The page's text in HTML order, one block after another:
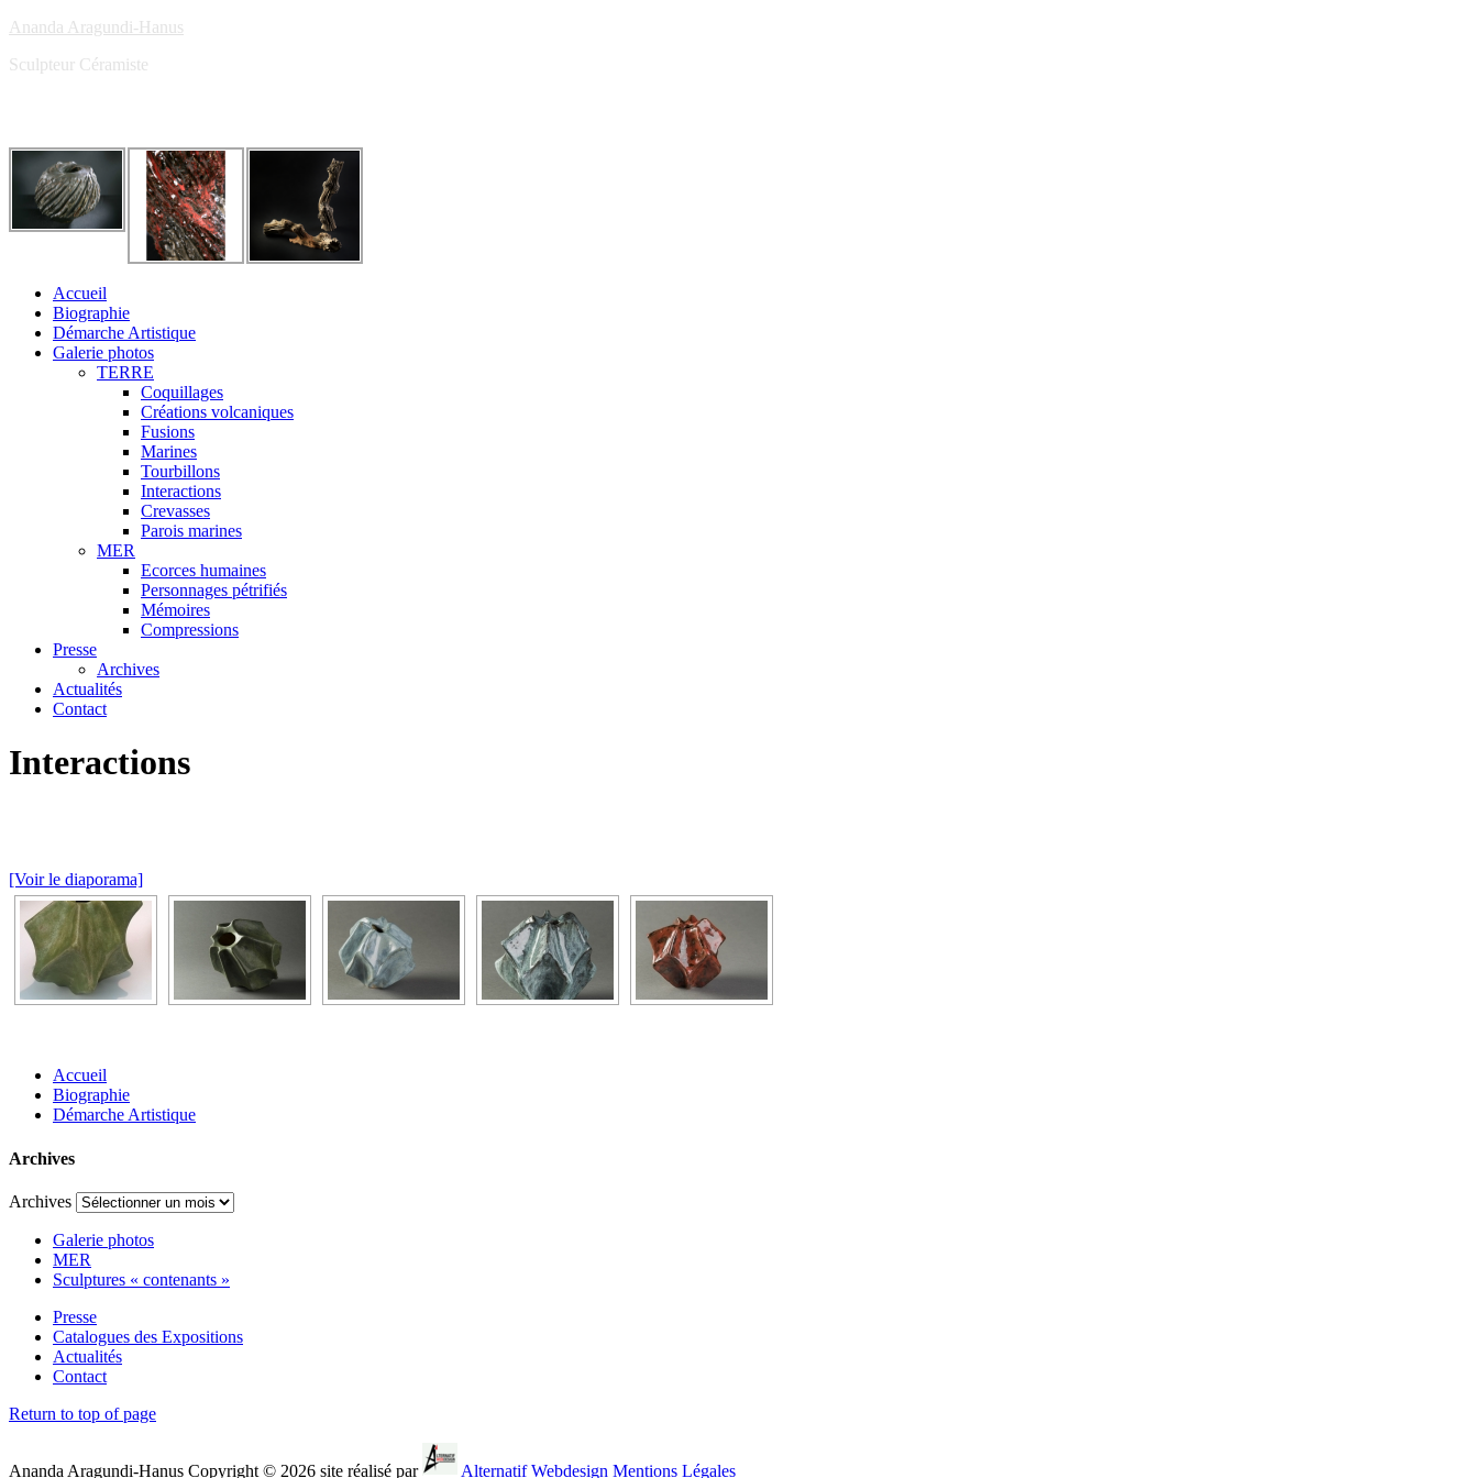
Ananda Aragundi-Hanus
Sculpteur Céramiste
Accueil
Biographie
Démarche Artistique
Galerie photos
TERRE
Coquillages
Créations volcaniques
Fusions
Marines
Tourbillons
Interactions
Crevasses
Parois marines
MER
Ecorces humaines
Personnages pétrifiés
Mémoires
Compressions
Presse
Archives
Actualités
Contact
Interactions
[Voir le diaporama]
Accueil
Biographie
Démarche Artistique
Archives
Archives
Galerie photos
MER
Sculptures « contenants »
Presse
Catalogues des Expositions
Actualités
Contact
Return to top of page
Ananda Aragundi-Hanus Copyright © 2026 site réalisé par Alternatif Webdesign Mentions Légales